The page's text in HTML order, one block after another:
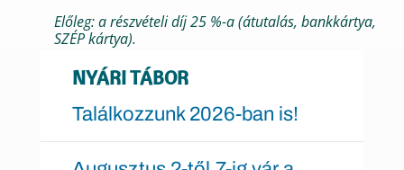
Előleg: a részvételi díj 25 %-a (átutalás, bankkártya,
SZÉP kártya).
NYÁRI TÁBOR
Találkozzunk 2026-ban is!